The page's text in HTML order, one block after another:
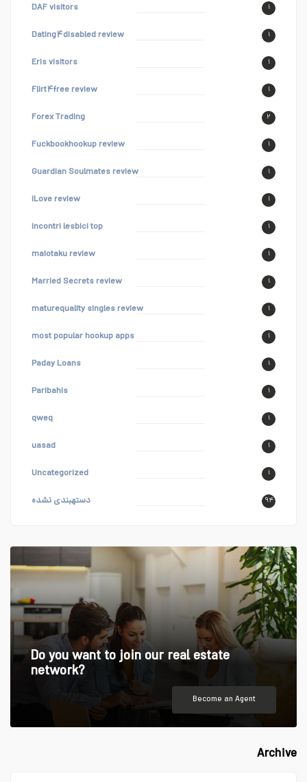
DAF visitors ۱
Dating۴disabled review ۱
Eris visitors ۱
Flirt۴free review ۱
Forex Trading ۲
Fuckbookhookup review ۱
Guardian Soulmates review ۱
iLove review ۱
incontri lesbici top ۱
maiotaku review ۱
Married Secrets review ۱
maturequality singles review ۱
most popular hookup apps ۱
Paday Loans ۱
Paribahis ۱
qweq ۱
uasad ۱
Uncategorized ۱
دستهبندی نشده ۹۴
Do you want to join our real estate
network?
Become an Agent
Archive